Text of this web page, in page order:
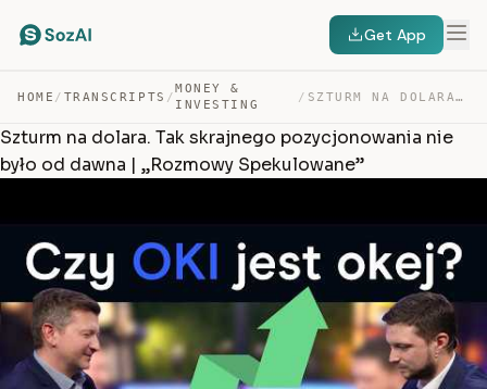
Get App
HOME / TRANSCRIPTS /
MONEY &
INVESTING
/ SZTURM NA DOLARA. TAK SKRAJNEGO POZYCJONOWANIA NIE BYŁO… — TRANSCRIPT
Szturm na dolara. Tak skrajnego pozycjonowania nie
było od dawna | „Rozmowy Spekulowane”